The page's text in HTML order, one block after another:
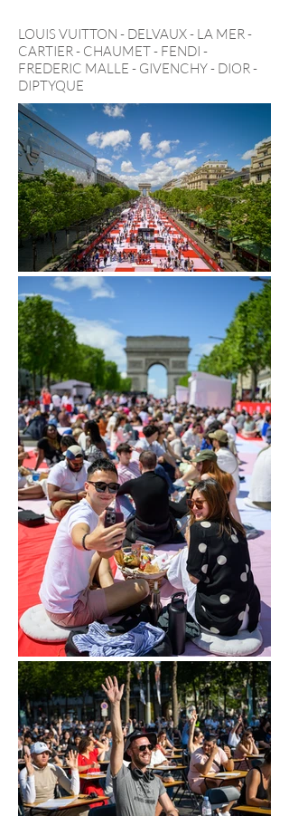
LOUIS VUITTON - DELVAUX - LA MER -
CARTIER - CHAUMET - FENDI -
FREDERIC MALLE - GIVENCHY - DIOR -
DIPTYQUE